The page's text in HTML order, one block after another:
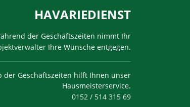
HAVARIEDIENST
der Geschäftszeiten nimmt Ihr
Ihre Wünsche entgegen.
der Geschäftszeiten hilft Ihnen unser
Hausmeisterservice.
0152 / 514 315 69